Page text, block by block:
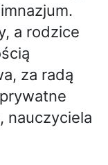
a rodzice
za radą
nauczyciela